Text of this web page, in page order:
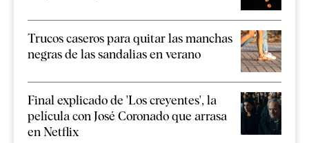
Trucos caseros para quitar las manchas
negras de las sandalias en verano
Final explicado de 'Los creyentes', la
película con José Coronado que arrasa
en Netflix